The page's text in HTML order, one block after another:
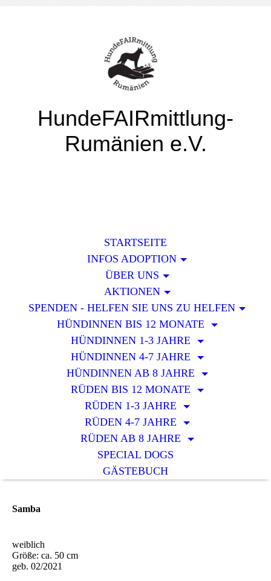
HundeFAIRmittlung-
Rumänien e.V.
STARTSEITE
INFOS ADOPTION
ÜBER UNS
AKTIONEN
SPENDEN - HELFEN SIE UNS ZU HELFEN
HÜNDINNEN BIS 12 MONATE
HÜNDINNEN 1-3 JAHRE
HÜNDINNEN 4-7 JAHRE
HÜNDINNEN AB 8 JAHRE
RÜDEN BIS 12 MONATE
RÜDEN 1-3 JAHRE
RÜDEN 4-7 JAHRE
RÜDEN AB 8 JAHRE
SPECIAL DOGS
GÄSTEBUCH
Samba
weiblich
Größe: ca. 50 cm
geb. 02/2021